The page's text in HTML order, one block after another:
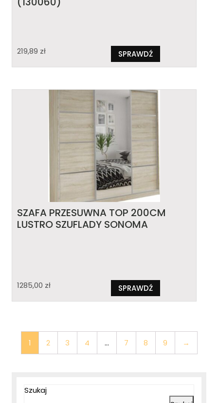
219,89 zł SPRAWDŹ
SZAFA PRZESUWNA TOP 200CM
LUSTRO SZUFLADY SONOMA
1285,00 zł SPRAWDŹ
1 2 3 4 … 7 8 9 →
Szukaj